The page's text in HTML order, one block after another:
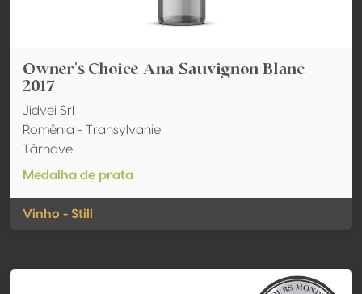
Owner's Choice Ana Sauvignon Blanc
2017
Jidvei Srl
Romênia - Transylvanie
Târnave
Medalha de prata
Vinho - Still